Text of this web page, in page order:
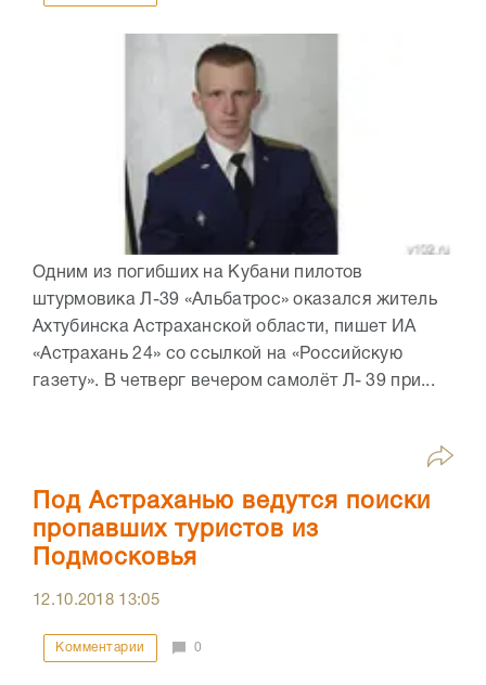
Одним из погибших на Кубани пилотов
штурмовика Л-39 «Альбатрос» оказался житель
Ахтубинска Астраханской области, пишет ИА
«Астрахань 24» со ссылкой на «Российскую
газету». В четверг вечером самолёт Л- 39 при...
Под Астраханью ведутся поиски
пропавших туристов из
Подмосковья
12.10.2018 13:05
Комментарии 0